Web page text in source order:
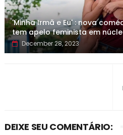
'Minha Irmã e Eu' : nova
tem apelo feminista em
December 28, 2023
DEIXE SEU COMENTÁRIO: